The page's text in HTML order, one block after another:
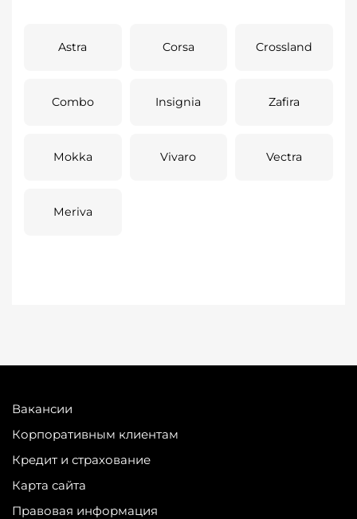
Astra Corsa Crossland
Combo Insignia Zafira
Mokka Vivaro Vectra
Meriva
Вакансии
Корпоративным клиентам
Кредит и страхование
Карта сайта
Правовая информация